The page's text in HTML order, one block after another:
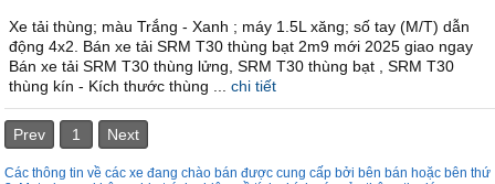
Xe tải thùng; màu Trắng - Xanh ; máy 1.5L xăng; số tay (M/T) dẫn
động 4x2. Bán xe tải SRM T30 thùng bạt 2m9 mới 2025 giao ngay
Bán xe tải SRM T30 thùng lửng, SRM T30 thùng bạt , SRM T30
thùng kín - Kích thước thùng ...
chi tiết
Prev 1 Next
Các thông tin về các xe đang chào bán được cung cấp bởi bên bán hoặc bên thứ